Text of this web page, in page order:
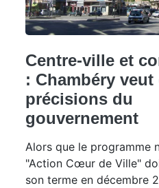
Centre-ville et
: Chambéry veut
précisions du
gouvernement
Alors que le programme
"Action Cœur de Ville"
son terme en décembre